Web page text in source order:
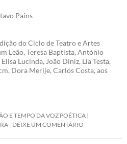
Pains
do Ciclo de Teatro e Artes
Leão, Teresa Baptista, António
Lucinda, João Diniz, Lia Testa,
Dora Merije, Carlos Costa, aos
E TEMPO DA VOZ POÉTICA
DEIXE UM COMENTÁRIO